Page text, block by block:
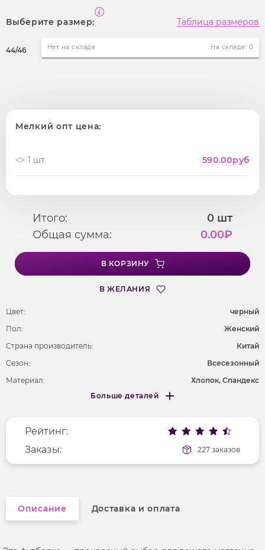
Выберите размер: Таблица размеров
44/46 Нет на складе На складе: 0
Мелкий опт цена:
1 шт 590.00руб
Итого: 0 шт
Общая сумма:
0.00₽
В КОРЗИНУ
В ЖЕЛАНИЯ
Цвет:
черный
Пол:
Женский
Страна производитель:
Китай
Сезон:
Всесезонный
Материал:
Хлопок, Спандекс
Фактура материала
трикотажный
Длина рукава
короткие
Вырез горловины
округлый
Больше деталей
Меньше деталей
Рейтинг:
Заказы:
227 заказов
Описание Доставка и оплата